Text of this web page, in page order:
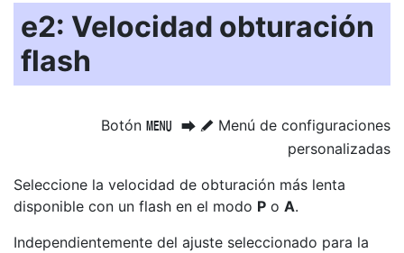
e2: Velocidad obturación
flash
Botón G U A Menú de configuraciones
personalizadas
Seleccione la velocidad de obturación más lenta
disponible con un flash en el modo P o A.
Independientemente del ajuste seleccionado para la